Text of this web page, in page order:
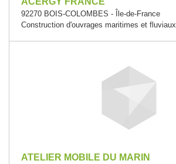
92270 BOIS-COLOMBES - Île-de-France
Construction d'ouvrages maritimes et fluviaux
ATELIER MOBILE DU MARIN